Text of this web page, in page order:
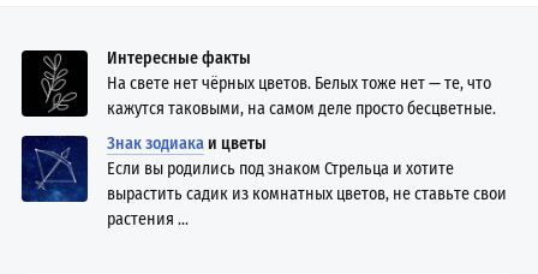
Интересные факты
На свете нет чёрных цветов. Белых тоже нет — те, что
кажутся таковыми, на самом деле просто бесцветные.
Знак зодиака и цветы
Если вы родились под знаком Стрельца и хотите
вырастить садик из комнатных цветов, не ставьте свои
растения ...